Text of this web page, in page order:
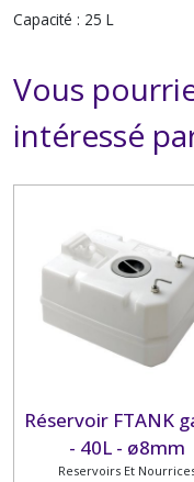
Capacité : 25 L
Vous
intéressé
Réservoir FTANK
- 40L - ø8mm
Reservoirs Et